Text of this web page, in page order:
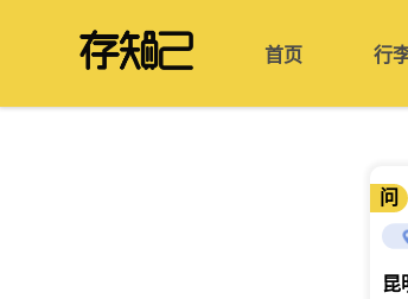
首页 行
问
昆